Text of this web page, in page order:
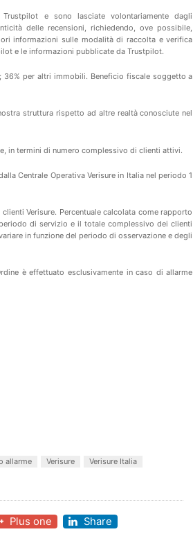
Trustpilot e sono lasciate volontariamente dagli
delle recensioni, richiedendo, ove possibile,
informazioni sulle modalità di raccolta e verifica
ele informazioni pubblicate daTrustpilot.
36% per altri immobili. Beneficio fiscale soggetto a
struttura rispetto ad altre realtà conosciute nel
in termini di numero complessivo di clienti attivi.
Centrale Operativa Verisure in Italia nel periodo 1
Verisure. Percentuale calcolata come rapporto
di servizio e il totale complessivo dei clienti
in funzione del periodo di osservazione e degli
è effettuato esclusivamente in caso di allarme
allarme Verisure
Verisure Italia
Plus one Share